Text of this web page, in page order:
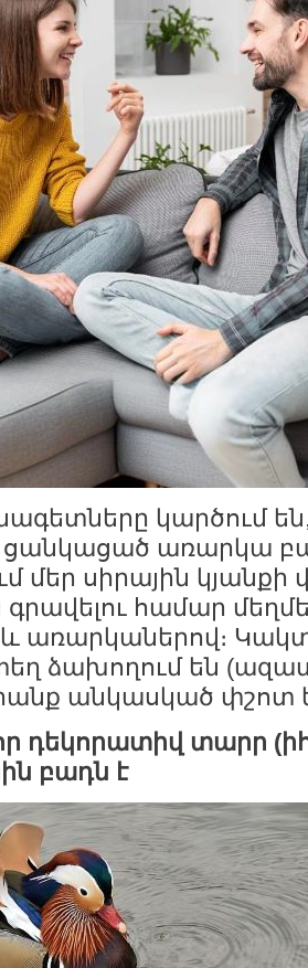
կարծում
ցանկացած առարկա
մեր սիրային
գրավելու համար
առարկաներով։
ձախողում են
անկասկած փշոտ
դեկորատիվ տարր
բադն է